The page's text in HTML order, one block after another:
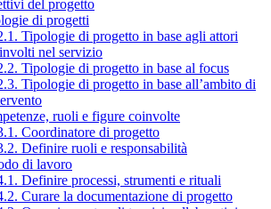
del progetto
di progetti
Tipologie di progetto in base agli attori
nel servizio
Tipologie di progetto in base al focus
Tipologie di progetto in base all’ambito di
ruoli e figure coinvolte
Coordinatore di progetto
Definire ruoli e responsabilità
di lavoro
Definire processi, strumenti e rituali
Curare la documentazione di progetto